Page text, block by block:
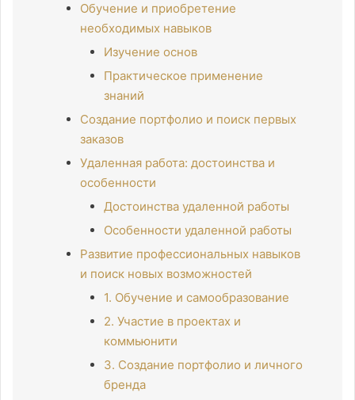
Обучение и приобретение
необходимых навыков
Изучение основ
Практическое применение
знаний
Создание портфолио и поиск первых
заказов
Удаленная работа: достоинства и
особенности
Достоинства удаленной работы
Особенности удаленной работы
Развитие профессиональных навыков
и поиск новых возможностей
1. Обучение и самообразование
2. Участие в проектах и
коммьюнити
3. Создание портфолио и личного
бренда